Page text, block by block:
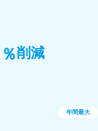
％削減
年間最大